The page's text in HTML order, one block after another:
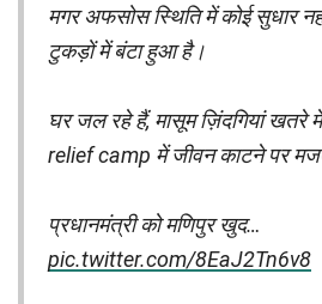
मगर अफसोस स्थिति में कोई सुधार
टुकड़ों में बंटा हुआ है।
घर जल रहे हैं, मासूम ज़िंदगियां खतरे में
relief camp में जीवन काटने पर
प्रधानमंत्री को मणिपुर खुद…
pic.twitter.com/8EaJ2Tn6v8